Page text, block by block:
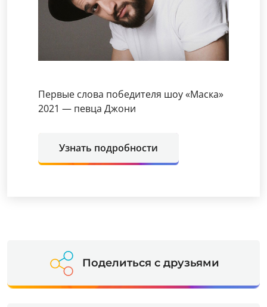
Первые слова победителя шоу «Маска»
2021 — певца Джони
Узнать подробности
Поделиться с друзьями